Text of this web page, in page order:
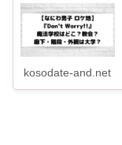
kosodate-and.net